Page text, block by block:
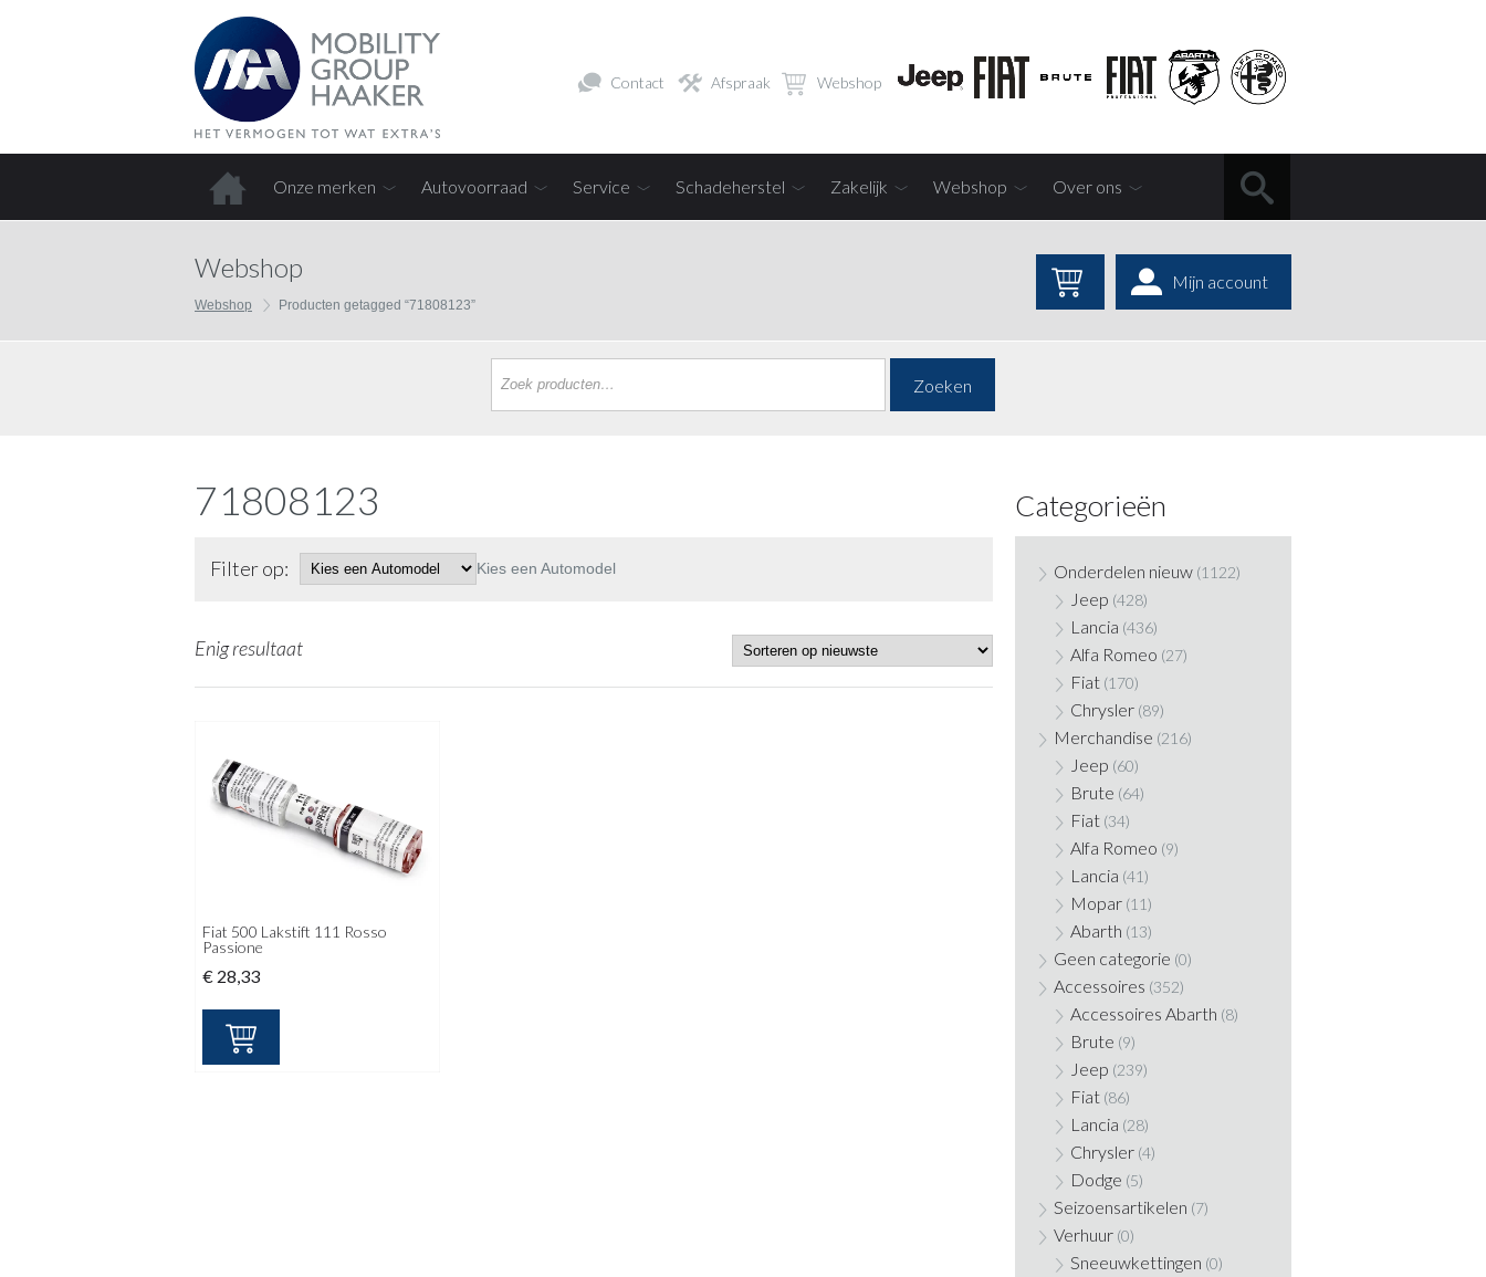
Contact Afspraak Webshop
Onze merken Autovoorraad Service Schadeherstel Zakelijk Webshop Over ons
Webshop
Webshop Producten getagged “71808123”
Mijn account
Zoeken
71808123
Filter op: Kies een Automodel
Enig resultaat
Fiat 500 Lakstift 111 Rosso
Passione
€ 28,33
Categorieën
Onderdelen nieuw (1122)
Jeep (428)
Lancia (436)
Alfa Romeo (27)
Fiat (170)
Chrysler (89)
Merchandise (216)
Jeep (60)
Brute (64)
Fiat (34)
Alfa Romeo (9)
Lancia (41)
Mopar (11)
Abarth (13)
Geen categorie (0)
Accessoires (352)
Accessoires Abarth (8)
Brute (9)
Jeep (239)
Fiat (86)
Lancia (28)
Chrysler (4)
Dodge (5)
Seizoensartikelen (7)
Verhuur (0)
Sneeuwkettingen (0)